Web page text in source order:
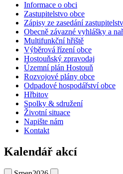
Informace o obci
Zastupitelstvo obce
Zápisy ze zasedání
Obecně závazné vyhlášky a
Multifunkční hřiště
Výběrová řízení obce
Hostouňský zpravodaj
Územní plán Hostouň
Rozvojové plány obce
Odpadové hospodářství obce
Hřbitov
Spolky & sdružení
Životní situace
Napište nám
Kontakt
Kalendář akcí